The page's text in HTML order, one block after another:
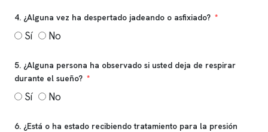
4. ¿Alguna vez ha despertado jadeando o asfixiado?
Sí No
5. ¿Alguna persona ha observado si usted deja de respirar
durante el sueño?
Sí No
6. ¿Está o ha estado recibiendo tratamiento para la presión